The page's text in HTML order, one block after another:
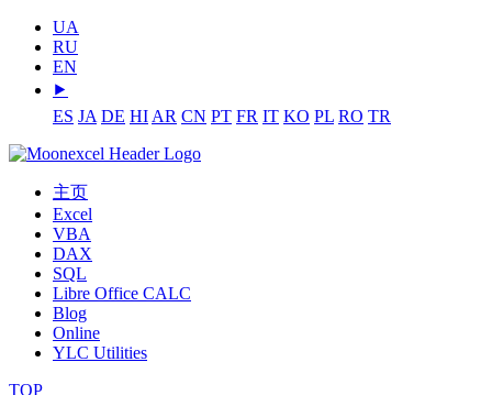
UA
RU
EN
⯈
ES JA DE HI AR CN PT FR IT KO PL RO TR
主页
Excel
VBA
DAX
SQL
Libre Office CALC
Blog
Online
YLC Utilities
TOP